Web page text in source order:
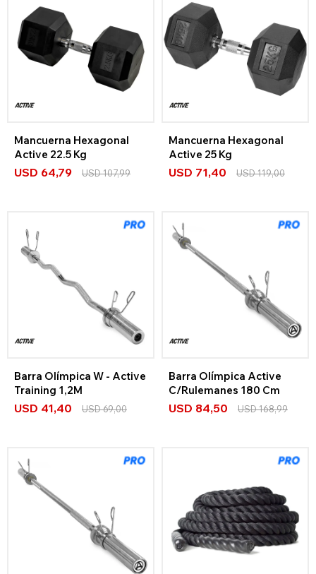
Mancuerna Hexagonal
Active 22.5 Kg
USD 64,79 USD107,99
Mancuerna Hexagonal
Active 25 Kg
USD 71,40 USD119,00
Barra Olímpica W - Active
Training 1,2M
USD 41,40 USD69,00
Barra Olímpica Active
C/Rulemanes 180 Cm
USD 84,50 USD168,99